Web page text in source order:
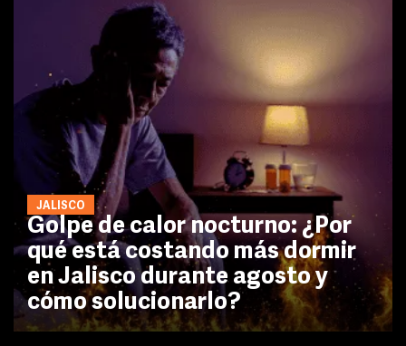
JALISCO
Golpe de calor nocturno: ¿Por
qué está costando más dormir
en Jalisco durante agosto y
cómo solucionarlo?